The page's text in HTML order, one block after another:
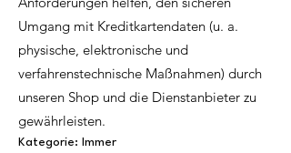
Umgang mit Kreditkartendaten (u. a.
physische, elektronische und
verfahrenstechnische Maßnahmen) durch
unseren Shop und die Dienstanbieter zu
gewährleisten.
Kategorie: Immer